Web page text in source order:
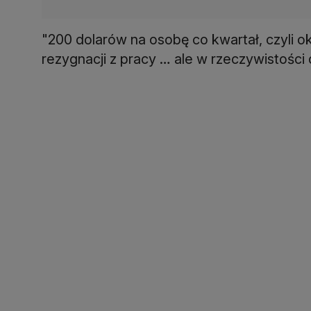
"200 dolarów na osobę co kwartał, czyli
rezygnacji z pracy … ale w rzeczywistości